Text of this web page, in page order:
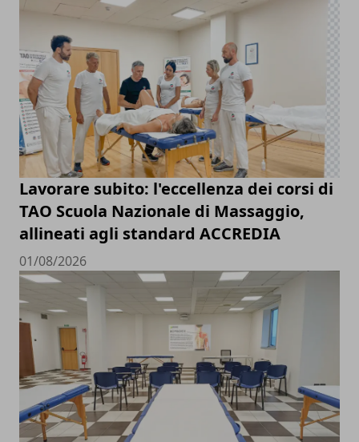
Lavorare subito: l'eccellenza dei corsi di
TAO Scuola Nazionale di Massaggio,
allineati agli standard ACCREDIA
01/08/2026